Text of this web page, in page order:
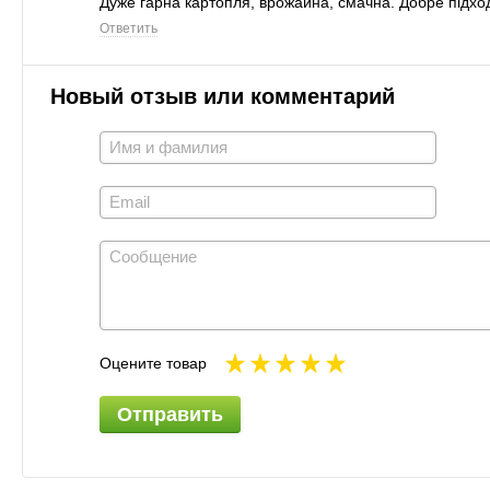
Ответить
Новый отзыв или комментарий
Оцените товар
Отправить